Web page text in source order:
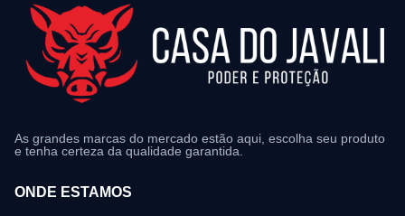
As grandes marcas do mercado estão aqui, escolha seu produto
e tenha certeza da qualidade garantida.
ONDE ESTAMOS